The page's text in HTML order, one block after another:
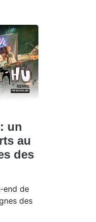
un
au
des
end de
des